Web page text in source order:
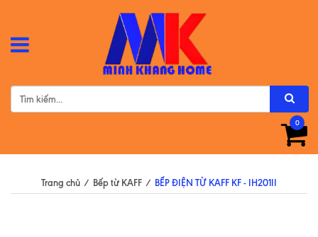
0
Trang chủ / Bếp từ KAFF / BẾP ĐIỆN TỪ KAFF KF - IH201II